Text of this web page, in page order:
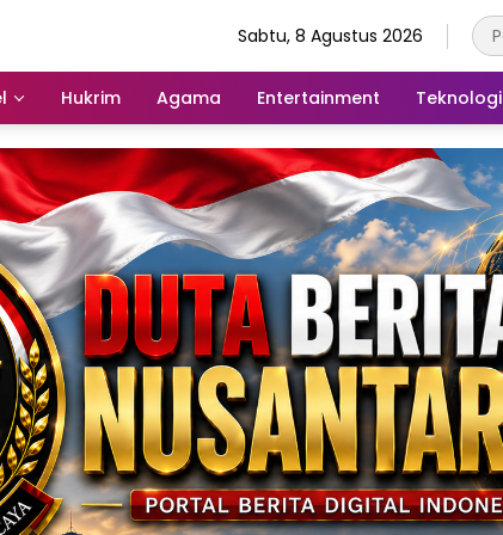
Sabtu, 8 Agustus 2026
Hukrim Agama Entertainment Teknologi